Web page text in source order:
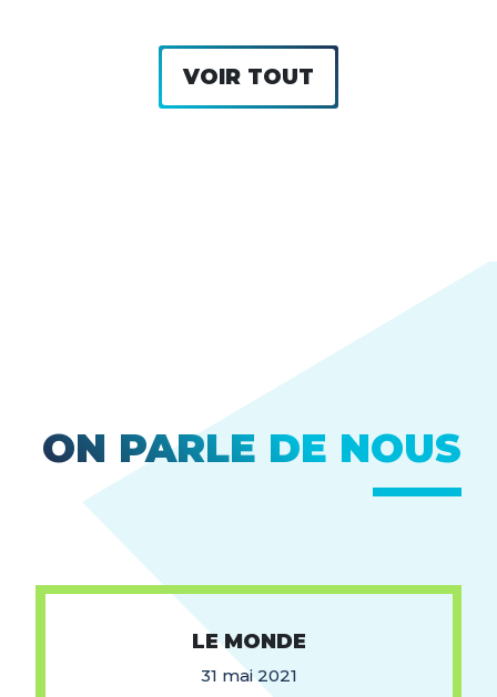
VOIR TOUT
ON PARLE DE NOUS
LE MONDE
31 mai 2021